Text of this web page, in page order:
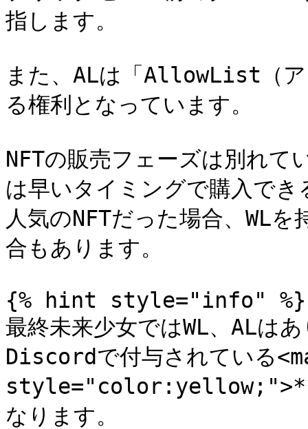
指します。
また、ALは「AllowList（ア
る権利となっています。
NFTの販売フェーズは別れて
は早いタイミングで購入で
人気のNFTだった場合、WL
合もあります。
{% hint style="info" %}
最終未来少女ではWL、ALは
Discordで付与されている
style="color:yellow;">**
なります。